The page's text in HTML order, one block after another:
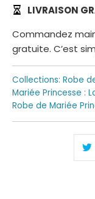
LIVRAISON
Commandez
gratuite. C’est
Collections: Robe
Mariée Princesse :
Robe de Mariée